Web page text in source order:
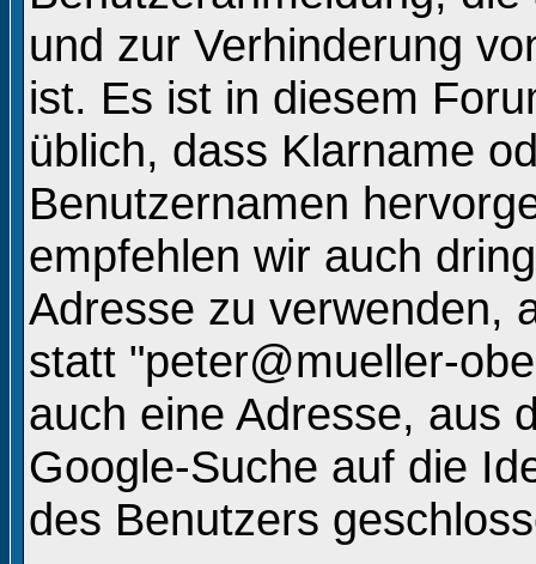
und zur Verhinderung
ist. Es ist in diesem
üblich, dass Klarname
Benutzernamen
empfehlen wir auch
Adresse zu verwenden,
statt "peter@mueller-
auch eine Adresse, aus
Google-Suche auf die
des Benutzers